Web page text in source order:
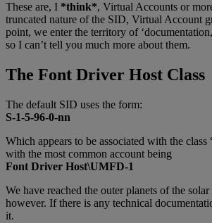
These are, I *think*, Virtual Accounts or
truncated nature of the SID, Virtual Account
point, we enter the territory of
so I can’t tell you much more about them.
The Font Driver Host Class
The default SID uses the form:
S-1-5-96-0-nn
Which appears to be associated with the
with the most common account being
Font Driver Host\UMFD-1
We have reached the outer planets of the
however. If there is any technical
it.